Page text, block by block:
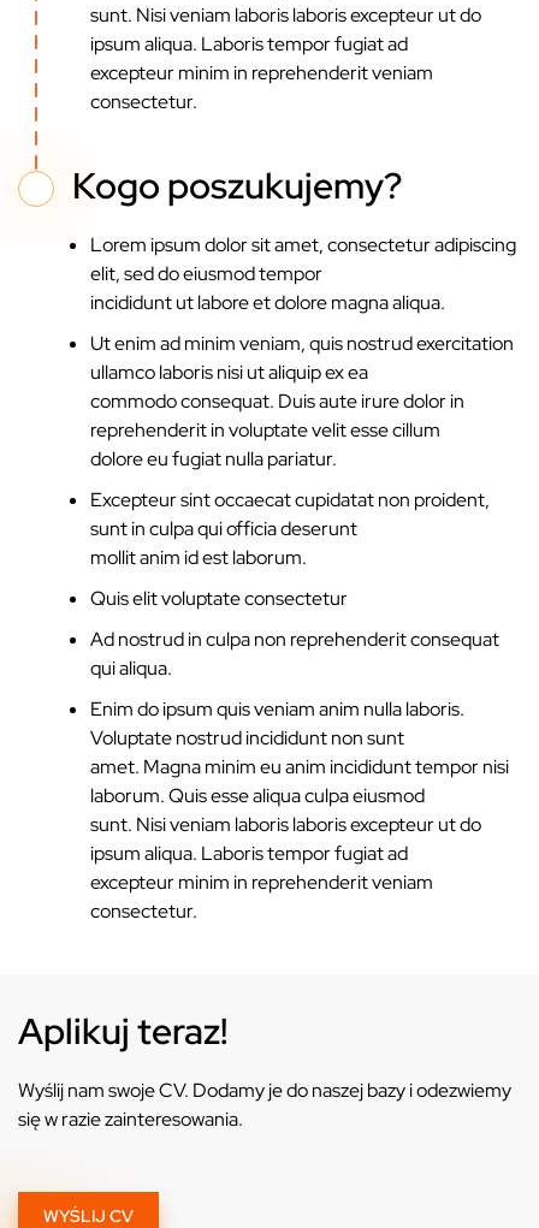
sunt. Nisi veniam laboris laboris excepteur ut do
ipsum aliqua. Laboris tempor fugiat ad
excepteur minim in reprehenderit veniam
consectetur.
Kogo poszukujemy?
Lorem ipsum dolor sit amet, consectetur adipiscing
elit, sed do eiusmod tempor
incididunt ut labore et dolore magna aliqua.
Ut enim ad minim veniam, quis nostrud exercitation
ullamco laboris nisi ut aliquip ex ea
commodo consequat. Duis aute irure dolor in
reprehenderit in voluptate velit esse cillum
dolore eu fugiat nulla pariatur.
Excepteur sint occaecat cupidatat non proident,
sunt in culpa qui officia deserunt
mollit anim id est laborum.
Quis elit voluptate consectetur
Ad nostrud in culpa non reprehenderit consequat
qui aliqua.
Enim do ipsum quis veniam anim nulla laboris.
Voluptate nostrud incididunt non sunt
amet. Magna minim eu anim incididunt tempor nisi
laborum. Quis esse aliqua culpa eiusmod
sunt. Nisi veniam laboris laboris excepteur ut do
ipsum aliqua. Laboris tempor fugiat ad
excepteur minim in reprehenderit veniam
consectetur.
Aplikuj teraz!
Wyślij nam swoje CV. Dodamy je do naszej bazy i odezwiemy
się w razie zainteresowania.
WYŚLIJ CV